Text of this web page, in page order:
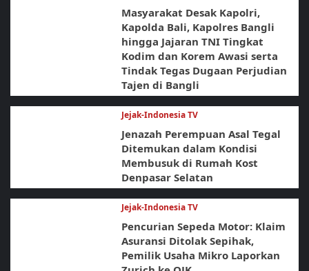
Masyarakat Desak Kapolri,
Kapolda Bali, Kapolres Bangli
hingga Jajaran TNI Tingkat
Kodim dan Korem Awasi serta
Tindak Tegas Dugaan Perjudian
Tajen di Bangli
Jejak-Indonesia TV
Jenazah Perempuan Asal Tegal
Ditemukan dalam Kondisi
Membusuk di Rumah Kost
Denpasar Selatan
Jejak-Indonesia TV
Pencurian Sepeda Motor: Klaim
Asuransi Ditolak Sepihak,
Pemilik Usaha Mikro Laporkan